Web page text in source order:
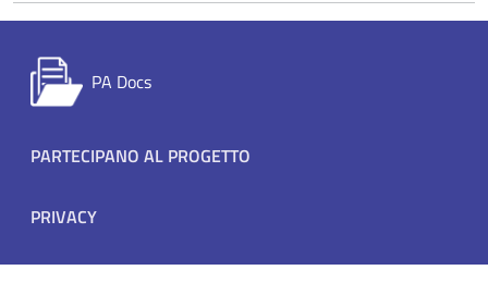
PA Docs
Footer menu
PARTECIPANO AL PROGETTO
PRIVACY